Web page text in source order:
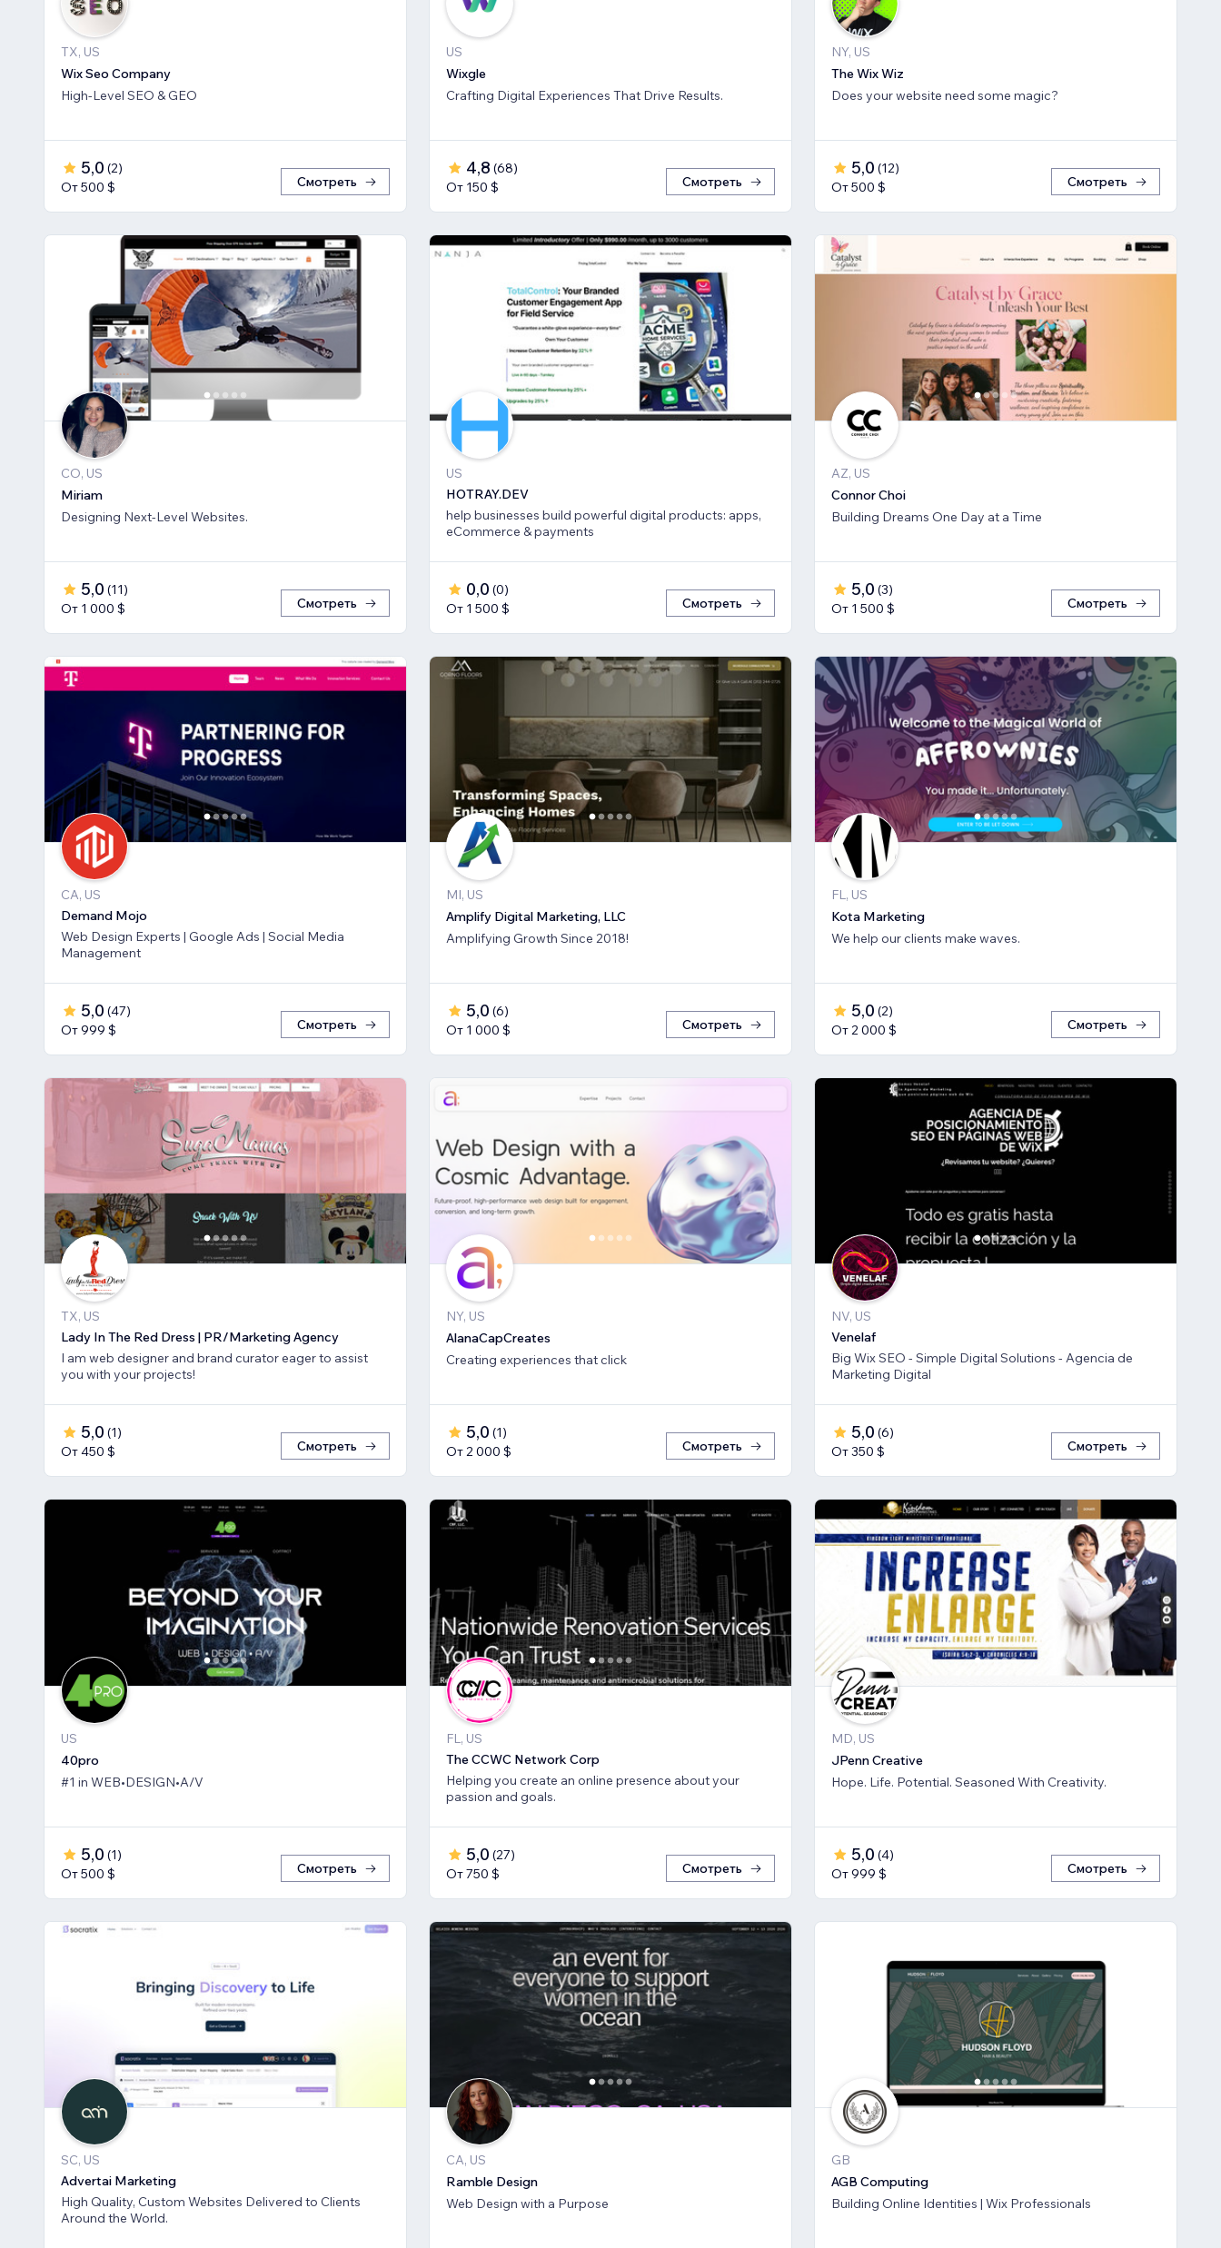
TX, US
Wix Seo Company
High-Level SEO & GEO
5,0 (2)
От 500 $
Смотреть
US
Wixgle
Crafting Digital Experiences That Drive Results.
4,8 (68)
От 150 $
Смотреть
NY, US
The Wix Wiz
Does your website need some magic?
5,0 (12)
От 500 $
Смотреть
CO, US
Miriam
Designing Next-Level Websites.
5,0 (11)
От 1 000 $
Смотреть
US
HOTRAY.DEV
help businesses build powerful digital products: apps,
eCommerce & payments
0,0 (0)
От 1 500 $
Смотреть
AZ, US
Connor Choi
Building Dreams One Day at a Time
5,0 (3)
От 1 500 $
Смотреть
CA, US
Demand Mojo
Web Design Experts | Google Ads | Social Media
Management
5,0 (47)
От 999 $
Смотреть
MI, US
Amplify Digital Marketing, LLC
Amplifying Growth Since 2018!
5,0 (6)
От 1 000 $
Смотреть
FL, US
Kota Marketing
We help our clients make waves.
5,0 (2)
От 2 000 $
Смотреть
TX, US
Lady In The Red Dress | PR/Marketing Agency
I am web designer and brand curator eager to assist
you with your projects!
5,0 (1)
От 450 $
Смотреть
NY, US
AlanaCapCreates
Creating experiences that click
5,0 (1)
От 2 000 $
Смотреть
NV, US
Venelaf
Big Wix SEO - Simple Digital Solutions - Agencia de
Marketing Digital
5,0 (6)
От 350 $
Смотреть
US
40pro
#1 in WEB•DESIGN•A/V
5,0 (1)
От 500 $
Смотреть
FL, US
The CCWC Network Corp
Helping you create an online presence about your
passion and goals.
5,0 (27)
От 750 $
Смотреть
MD, US
JPenn Creative
Hope. Life. Potential. Seasoned With Creativity.
5,0 (4)
От 999 $
Смотреть
SC, US
Advertai Marketing
High Quality, Custom Websites Delivered to Clients
Around the World.
CA, US
Ramble Design
Web Design with a Purpose
GB
AGB Computing
Building Online Identities | Wix Professionals